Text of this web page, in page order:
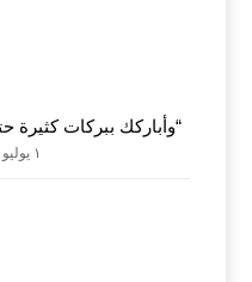
“وأباركك ببركات كثيرة
١ يوليو ٢٠٢٦